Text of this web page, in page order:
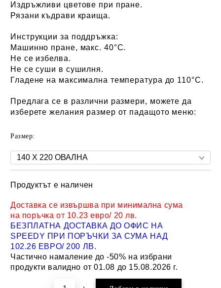
Издръжливи цветове при пране.
Рязани къдрави краища.
Инструкции за поддръжка:
Машинно пране, макс. 40°C.
Не се избелва.
Не се суши в сушилня.
Гладене на максимална температура до 110°C.
Предлага се в различни размери, можете да
изберете желания размер от падащото меню:
Размер:
Продуктът е наличен
Доставка се извършва при минимална сума
на поръчка от 10.23 евро/ 20 лв.
БЕЗПЛАТНА ДОСТАВКА ДО ОФИС НА
SPEEDY ПРИ ПОРЪЧКИ ЗА СУМА НАД
102.26 ЕВРО/ 200 ЛВ.
Частично намаление до -50% на избрани
продукти валидно от 01.08 до 15.08.2026 г.